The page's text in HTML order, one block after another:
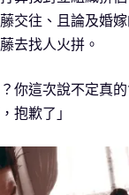
交往、且論及婚
去找人火拼。
你這次說不定真的
抱歉了」